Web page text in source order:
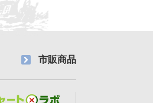
市販商品